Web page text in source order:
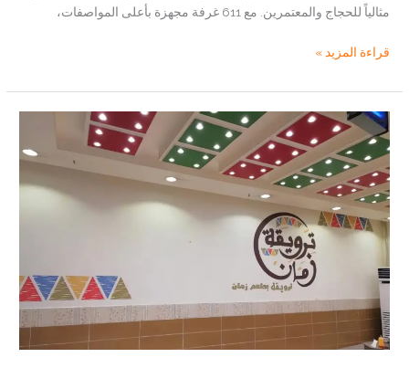
مثالياً للحجاج والمعتمرين. مع 611 غرفة مجهزة بأعلى المواصفات،
فندق
الدانة
مكة
من
ميلينيوم:
تجربة
إقامة
استثنائية
بالقرب
المسجد
الحرام
قراءة المزيد »